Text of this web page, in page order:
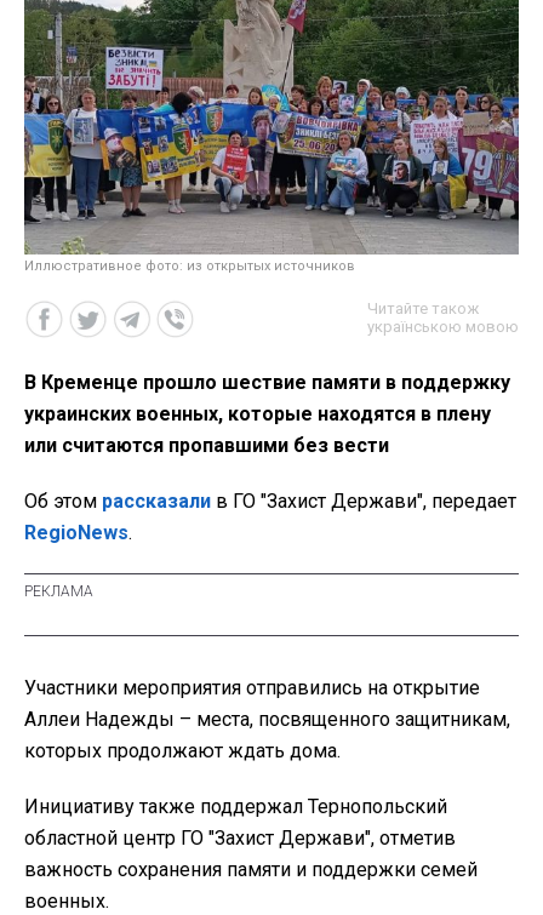
Иллюстративное фото: из открытых источников
Читайте також
українською мовою
В Кременце прошло шествие памяти в поддержку
украинских военных, которые находятся в плену
или считаются пропавшими без вести
Об этом рассказали в ГО "Захист Держави", передает
RegioNews.
Участники мероприятия отправились на открытие
Аллеи Надежды – места, посвященного защитникам,
которых продолжают ждать дома.
Инициативу также поддержал Тернопольский
областной центр ГО "Захист Держави", отметив
важность сохранения памяти и поддержки семей
военных.